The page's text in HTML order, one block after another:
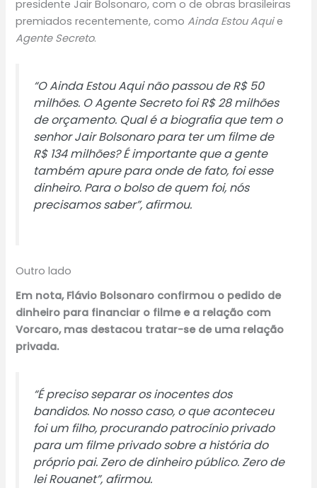
presidente Jair Bolsonaro, com o de obras brasileiras
premiados recentemente, comoAinda Estou Aquie
Agente Secreto.
“O Ainda Estou Aqui não passou de R$ 50
milhões. O Agente Secreto foi R$ 28 milhões
de orçamento. Qual é a biografia que tem o
senhor Jair Bolsonaro para ter um filme de
R$ 134 milhões? É importante que a gente
também apure para onde de fato, foi esse
dinheiro. Para o bolso de quem foi, nós
precisamos saber”, afirmou.
Outro lado
Em nota, Flávio Bolsonaro confirmou o pedido de
dinheiro para financiar o filme e a relação com
Vorcaro, mas destacou tratar-se de uma relação
privada.
“É preciso separar os inocentes dos
bandidos. No nosso caso, o que aconteceu
foi um filho, procurando patrocínio privado
para um filme privado sobre a história do
próprio pai. Zero de dinheiro público. Zero de
lei Rouanet”, afirmou.